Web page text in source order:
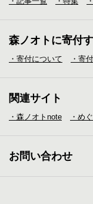
森ノオトに寄付
・寄付について ・寄
関連サイト
・森ノオトnote ・め
お問い合わせ